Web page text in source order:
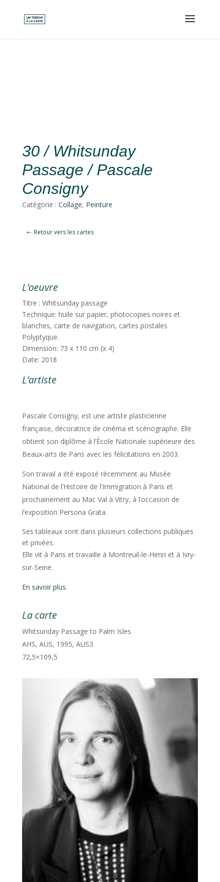
30 / Whitsunday
Passage / Pascale
Consigny
Catégorie : Collage, Peinture
Retour vers les cartes
L’oeuvre
Titre : Whitsunday passage
Technique: huile sur papier, photocopies noires et
blanches, carte de navigation, cartes postales
Polyptyque.
Dimension: 73 x 110 cm (x 4)
Date: 2018
L’artiste
Pascale Consigny, est une artiste plasticienne
française, décoratrice de cinéma et scénographe. Elle
obtient son diplôme à l’École Nationale supérieure des
Beaux-arts de Paris avec les félicitations en 2003.
Son travail a été exposé récemment au Musée
National de l’Histoire de l’Immigration à Paris et
prochainement au Mac Val à Vitry, à l’occasion de
l’exposition Persona Grata.
Ses tableaux sont dans plusieurs collections publiques
et privées.
Elle vit à Paris et travaille à Montreuil-le-Henri et à Ivry-
sur-Seine.
En savoir plus.
La carte
Whitsunday Passage to Palm Isles
AHS, AUS, 1995, AUS3
72,5×109,5